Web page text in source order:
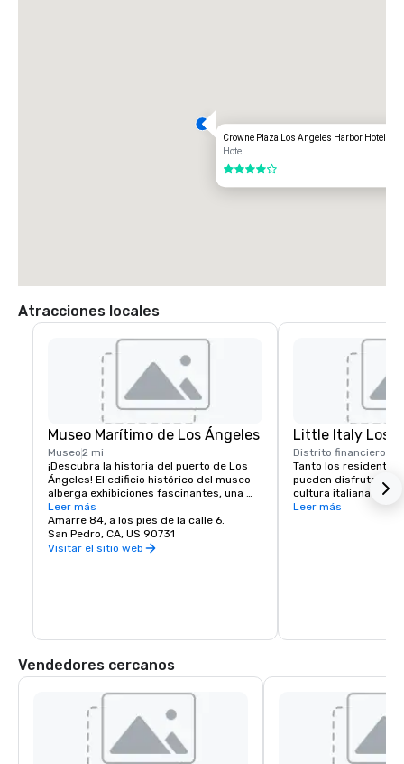
Crowne Plaza Los Angeles Harbor Hotel
Hotel
4 de 5
Atracciones locales
Museo Marítimo de Los Ángeles
Museo2 mi
¡Descubra la historia del puerto de Los
Ángeles! El edificio histórico del museo
alberga exhibiciones fascinantes, una
biblioteca de investigación, una estación
de radioaficionados y una tienda de
regalos.
Leer más
Amarre 84, a los pies de la calle 6.
San Pedro, CA, US 90731
Visitar el sitio web
Little Italy Los
Distrito financiero
Tanto los
pueden disfrutar de
cultura italiana a
hospitalidad, las
Leer más
Vendedores cercanos